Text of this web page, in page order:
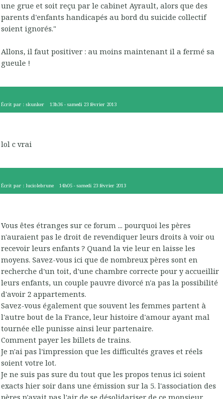
une grue et soit reçu par le cabinet Ayrault, alors que des
parents d'enfants handicapés au bord du suicide collectif
soient ignorés."
Allons, il faut positiver : au moins maintenant il a fermé sa
gueule !
Écrit par : skunker 13h36 -samedi 23 février 2013
lol c vrai
Écrit par : luciolebrune 14h05 -samedi 23 février 2013
Vous êtes étranges sur ce forum ... pourquoi les pères
n'auraient pas le droit de revendiquer leurs droits à voir ou
recevoir leurs enfants ? Quand la vie leur en laisse les
moyens. Savez-vous ici que de nombreux pères sont en
recherche d'un toit, d'une chambre correcte pour y accueillir
leurs enfants, un couple pauvre divorcé n'a pas la possibilité
d'avoir 2 appartements.
Savez-vous également que souvent les femmes partent à
l'autre bout de la France, leur histoire d'amour ayant mal
tournée elle punisse ainsi leur partenaire.
Comment payer les billets de trains.
Je n'ai pas l'impression que les difficultés graves et réels
soient votre lot.
Je ne suis pas sure du tout que les propos tenus ici soient
exacts hier soir dans une émission sur la 5. l'association des